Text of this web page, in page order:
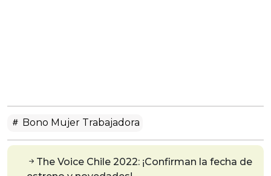
Bono Mujer Trabajadora
The Voice Chile 2022: ¡Confirman la fecha de